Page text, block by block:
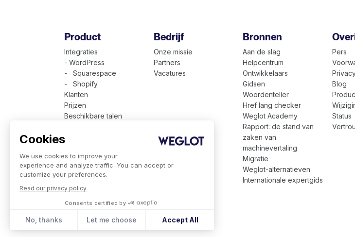
Cookies
We use cookies to improve your
experience and analyze traffic. You can accept or
customize your preferences.
Read our privacy policy
Consents certified by
No, thanks Let me choose
Accept All
Product
Integraties
- WordPress
- Squarespace
- Shopify
Klanten
Prijzen
Beschikbare talen
Weglot voor bedrijven
Bedrijf
Onze missie
Partners
Vacatures
Bronnen
Aan de slag
Helpcentrum
Ontwikkelaars
Gidsen
Woordenteller
Href lang checker
Weglot Academy
Rapport: de stand van
zaken van
machinevertaling
Migratie
Weglot-alternatieven
Internationale expertgids
Pers
Blog
Status